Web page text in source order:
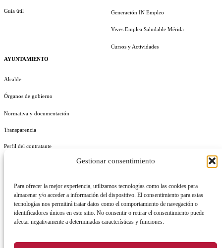
Gestionar consentimiento
Para ofrecer la mejor experiencia, utilizamos tecnologías como las cookies para
almacenar y/o acceder a información del dispositivo. El consentimiento para estas
tecnologías nos permitirá tratar datos como el comportamiento de navegación o
identificadores únicos en este sitio. No consentir o retirar el consentimiento puede
afectar negativamente a determinadas características y funciones.
Guía útil
AYUNTAMIENTO
Alcalde
Órganos de gobierno
Normativa y documentación
Transparencia
Perfil del contratante
Generación IN Empleo
Vives Emplea Saludable Mérida
Cursos y Actividades